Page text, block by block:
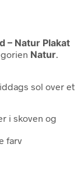
– Natur Plakat
Natur.
sol over et
i skoven og
farv